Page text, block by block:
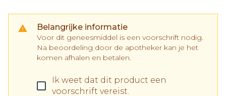
Belangrijke informatie
Voor dit geneesmiddel is een voorschrift nodig.
Na beoordeling door de apotheker kan je het
komen afhalen en betalen.
Ik weet dat dit product een
voorschrift vereist.